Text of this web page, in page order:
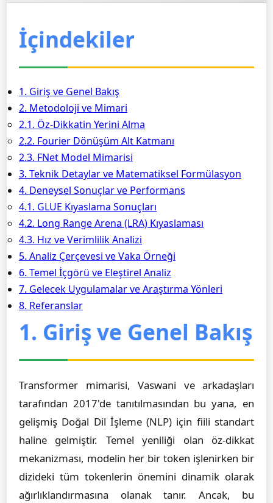
İçindekiler
1. Giriş ve Genel Bakış
2. Metodoloji ve Mimari
2.1. Öz-Dikkatin Yerini Alma
2.2. Fourier Dönüşüm Alt Katmanı
2.3. FNet Model Mimarisi
3. Teknik Detaylar ve Matematiksel Formülasyon
4. Deneysel Sonuçlar ve Performans
4.1. GLUE Kıyaslama Sonuçları
4.2. Long Range Arena (LRA) Kıyaslaması
4.3. Hız ve Verimlilik Analizi
5. Analiz Çerçevesi ve Vaka Örneği
6. Temel İçgörü ve Eleştirel Analiz
7. Gelecek Uygulamalar ve Araştırma Yönleri
8. Referanslar
1. Giriş ve Genel Bakış
Transformer mimarisi, Vaswani ve arkadaşları
tarafından 2017'de tanıtılmasından bu yana, en
gelişmiş Doğal Dil İşleme (NLP) için fiili standart
haline gelmiştir. Temel yeniliği olan öz-dikkat
mekanizması, modelin her bir token işlenirken bir
dizideki tüm tokenlerin önemini dinamik olarak
ağırlıklandırmasına olanak tanır. Ancak, bu